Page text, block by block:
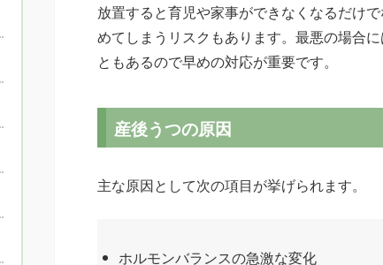
放置すると育児や家事ができなくなるだけ
めてしまうリスクもあります。最悪の場合
ともあるので早めの対応が重要です。
産後うつの原因
主な原因として次の項目が挙げられます。
ホルモンバランスの急激な変化